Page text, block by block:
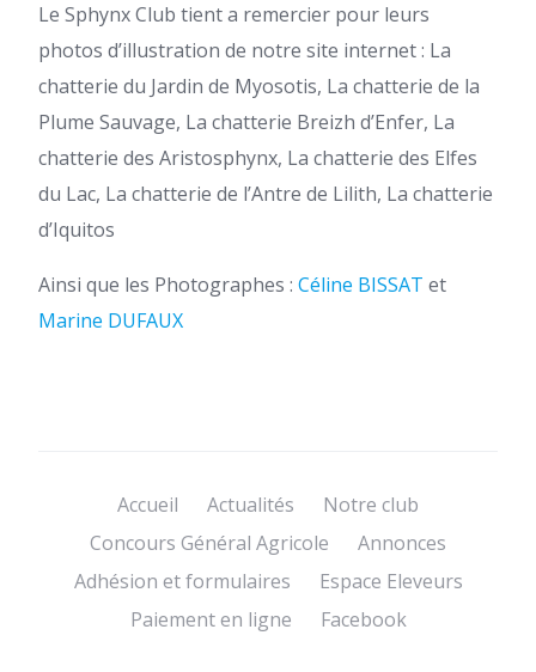
Le Sphynx Club tient a remercier pour leurs
photos d’illustration de notre site internet : La
chatterie du Jardin de Myosotis, La chatterie de la
Plume Sauvage, La chatterie Breizh d’Enfer, La
chatterie des Aristosphynx, La chatterie des Elfes
du Lac, La chatterie de l’Antre de Lilith, La chatterie
d’Iquitos
Ainsi que les Photographes : Céline BISSAT et
Marine DUFAUX
Accueil Actualités
Notre club
Concours Général Agricole
Annonces
Adhésion et formulaires
Espace Eleveurs
Paiement en ligne
Facebook